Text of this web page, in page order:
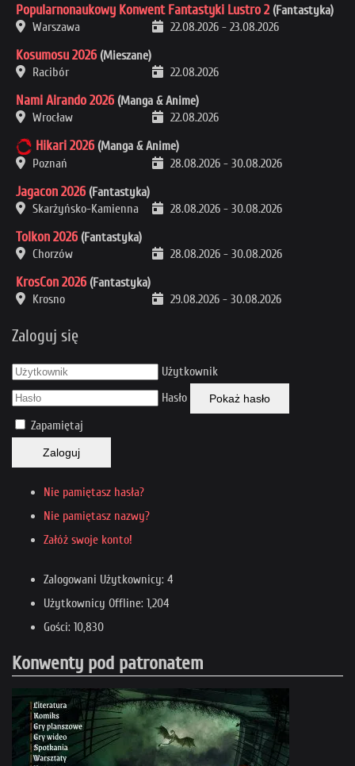
Popularnonaukowy Konwent Fantastyki Lustro 2 (Fantastyka)
Warszawa
22.08.2026 - 23.08.2026
Kosumosu 2026 (Mieszane)
Racibór
22.08.2026
Nami Airando 2026 (Manga & Anime)
Wrocław
22.08.2026
Hikari 2026 (Manga & Anime)
Poznań
28.08.2026 - 30.08.2026
Jagacon 2026 (Fantastyka)
Skarżyńsko-Kamienna
28.08.2026 - 30.08.2026
Tolkon 2026 (Fantastyka)
Chorzów
28.08.2026 - 30.08.2026
KrosCon 2026 (Fantastyka)
Krosno
29.08.2026 - 30.08.2026
Zaloguj się
Użytkownik
Hasło
Pokaż hasło
Zapamiętaj
Zaloguj
Nie pamiętasz hasła?
Nie pamiętasz nazwy?
Załóż swoje konto!
Zalogowani Użytkownicy: 4
Użytkownicy Offline: 1,204
Gości: 10,830
Konwenty pod patronatem